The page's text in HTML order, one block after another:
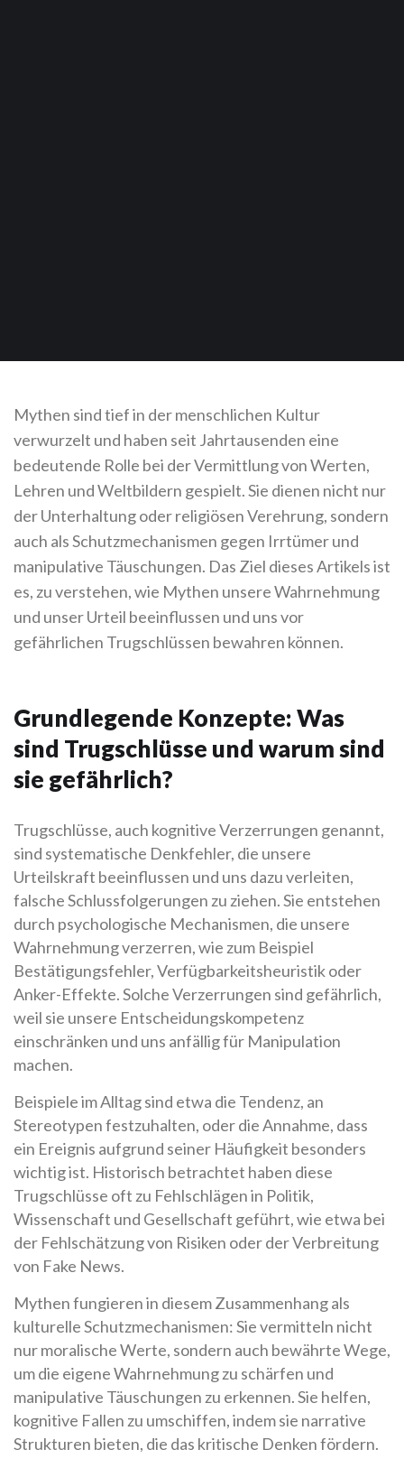
Mythen sind tief in der menschlichen Kultur
verwurzelt und haben seit Jahrtausenden eine
bedeutende Rolle bei der Vermittlung von Werten,
Lehren und Weltbildern gespielt. Sie dienen nicht nur
der Unterhaltung oder religiösen Verehrung, sondern
auch als Schutzmechanismen gegen Irrtümer und
manipulative Täuschungen. Das Ziel dieses Artikels ist
es, zu verstehen, wie Mythen unsere Wahrnehmung
und unser Urteil beeinflussen und uns vor
gefährlichen Trugschlüssen bewahren können.
Grundlegende Konzepte: Was
sind Trugschlüsse und warum sind
sie gefährlich?
Trugschlüsse, auch kognitive Verzerrungen genannt,
sind systematische Denkfehler, die unsere
Urteilskraft beeinflussen und uns dazu verleiten,
falsche Schlussfolgerungen zu ziehen. Sie entstehen
durch psychologische Mechanismen, die unsere
Wahrnehmung verzerren, wie zum Beispiel
Bestätigungsfehler, Verfügbarkeitsheuristik oder
Anker-Effekte. Solche Verzerrungen sind gefährlich,
weil sie unsere Entscheidungskompetenz
einschränken und uns anfällig für Manipulation
machen.
Beispiele im Alltag sind etwa die Tendenz, an
Stereotypen festzuhalten, oder die Annahme, dass
ein Ereignis aufgrund seiner Häufigkeit besonders
wichtig ist. Historisch betrachtet haben diese
Trugschlüsse oft zu Fehlschlägen in Politik,
Wissenschaft und Gesellschaft geführt, wie etwa bei
der Fehlschätzung von Risiken oder der Verbreitung
von Fake News.
Mythen fungieren in diesem Zusammenhang als
kulturelle Schutzmechanismen: Sie vermitteln nicht
nur moralische Werte, sondern auch bewährte Wege,
um die eigene Wahrnehmung zu schärfen und
manipulative Täuschungen zu erkennen. Sie helfen,
kognitive Fallen zu umschiffen, indem sie narrative
Strukturen bieten, die das kritische Denken fördern.